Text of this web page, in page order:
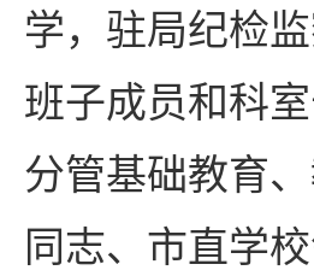
学，驻局纪检
班子成员和科
分管基础教育
同志、市直学